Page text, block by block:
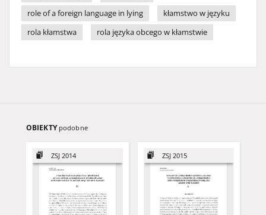
role of a foreign language in lying
kłamstwo w języku
rola kłamstwa
rola języka obcego w kłamstwie
OBIEKTY podobne
ZSJ 2014 ZSJ 2015